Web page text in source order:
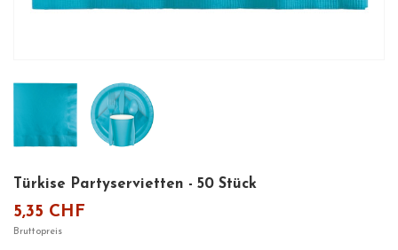
Türkise Partyservietten - 50 Stück
5,35 CHF
Bruttopreis